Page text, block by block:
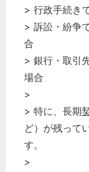
> 行政手続き
> 訴訟・紛争
合
> 銀行・取引
場合
>
> 特に、長期
ど）が残って
す。
>
選択